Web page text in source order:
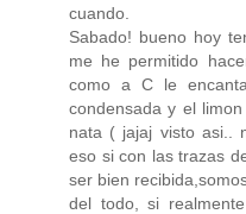
cuando.
Sabado! bueno hoy
me he permitido
como a C le
condensada y el
nata ( jajaj visto asi..
eso si con las trazas
ser bien
del todo, si